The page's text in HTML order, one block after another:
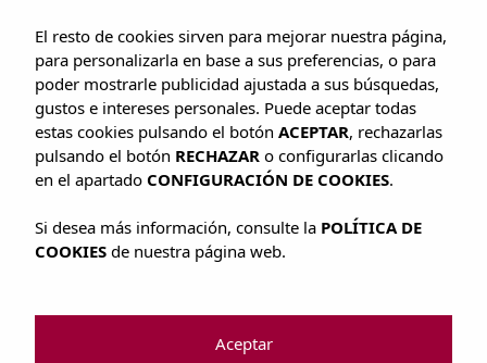
Los apartamentos están situados en pleno corazón de Playa de´n
El resto de cookies sirven para mejorar nuestra página,
para personalizarla en base a sus preferencias, o para
poder mostrarle publicidad ajustada a sus búsquedas,
gustos e intereses personales. Puede aceptar todas
estas cookies pulsando el botón ACEPTAR, rechazarlas
pulsando el botón RECHAZAR o configurarlas clicando
en el apartado CONFIGURACIÓN DE COOKIES.
Si desea más información, consulte la POLÍTICA DE
COOKIES de nuestra página web.
Aceptar